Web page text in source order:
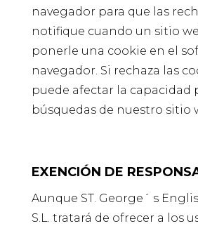
navegador para que las
notifique cuando un sitio
ponerle una cookie en el
navegador. Si rechaza las
puede afectar la capacidad
búsquedas de nuestro sitio
EXENCIÓN DE
Aunque ST. George´ s
S.L. tratará de ofrecer a los